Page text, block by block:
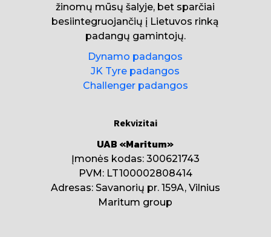
žinomų mūsų šalyje, bet sparčiai
besiintegruojančių į Lietuvos rinką
padangų gamintojų.
Dynamo padangos
JK Tyre padangos
Challenger padangos
Rekvizitai
UAB «Maritum»
Įmonės kodas: 300621743
PVM: LT100002808414
Adresas: Savanorių pr. 159A, Vilnius
Maritum group